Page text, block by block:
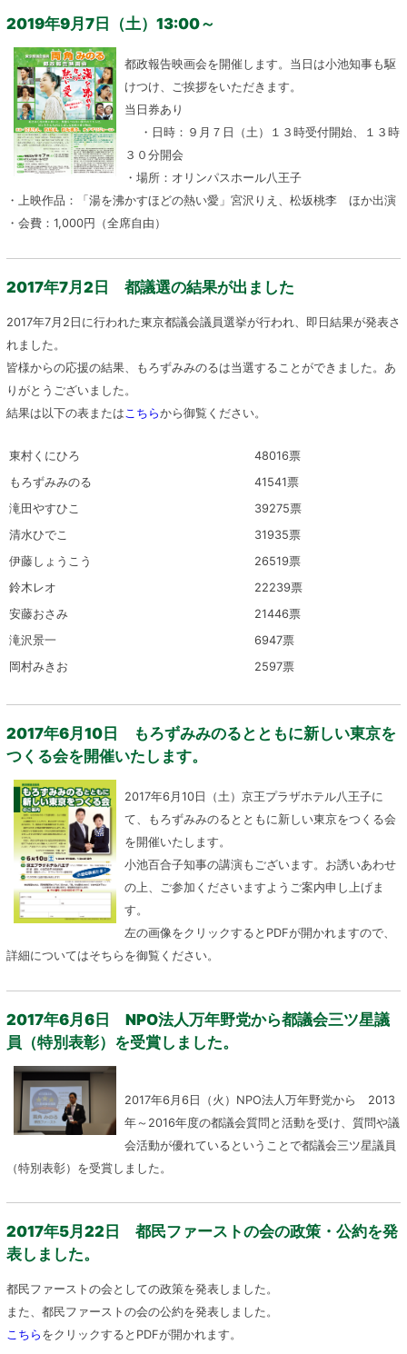
2019年9月7日（土）13:00～
都政報告映画会を開催します。当日は小池知事も駆
けつけ、ご挨拶をいただきます。
当日券あり
・日時：９月７日（土）１３時受付開始、１３時
３０分開会
・場所：オリンパスホール八王子
・上映作品：「湯を沸かすほどの熱い愛」宮沢りえ、松坂桃李 ほか出演
・会費：1,000円（全席自由）
2017年7月2日 都議選の結果が出ました
2017年7月2日に行われた東京都議会議員選挙が行われ、即日結果が発表さ
れました。
皆様からの応援の結果、もろずみみのるは当選することができました。あ
りがとうございました。
結果は以下の表または こちらから御覧ください。
東村くにひろ
48016票
もろずみみのる
41541票
滝田やすひこ
39275票
清水ひでこ
31935票
伊藤しょうこう
26519票
鈴木レオ
22239票
安藤おさみ
21446票
滝沢景一
6947票
岡村みきお
2597票
2017年6月10日 もろずみみのるとともに新しい東京を
つくる会を開催いたします。
2017年6月10日（土）京王プラザホテル八王子に
て、もろずみみのるとともに新しい東京をつくる会
を開催いたします。
小池百合子知事の講演もございます。お誘いあわせ
の上、ご参加くださいますようご案内申し上げま
す。
左の画像をクリックするとPDFが開かれますので、
詳細についてはそちらを御覧ください。
2017年6月6日 NPO法人万年野党から都議会三ツ星議
員（特別表彰）を受賞しました。
2017年6月6日（火）NPO法人万年野党から 2013
年～2016年度の都議会質問と活動を受け、質問や議
会活動が優れているということで都議会三ツ星議員
（特別表彰）を受賞しました。
2017年5月22日 都民ファーストの会の政策・公約を発
表しました。
都民ファーストの会としての政策を発表しました。
また、都民ファーストの会の公約を発表しました。
こちら をクリックするとPDFが開かれます。